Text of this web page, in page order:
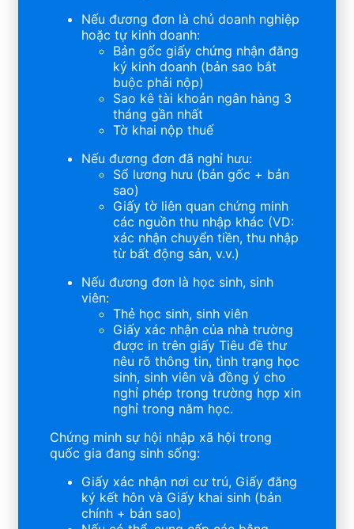
Nếu đương đơn là chủ doanh nghiệp
hoặc tự kinh doanh:
Bản gốc giấy chứng nhận đăng
ký kinh doanh (bản sao bắt
buộc phải nộp)
Sao kê tài khoản ngân hàng 3
tháng gần nhất
Tờ khai nộp thuế
Nếu đương đơn đã nghỉ hưu:
Sổ lương hưu (bản gốc + bản
sao)
Giấy tờ liên quan chứng minh
các nguồn thu nhập khác (VD:
xác nhận chuyển tiền, thu nhập
từ bất động sản, v.v.)
Nếu đương đơn là học sinh, sinh
viên:
Thẻ học sinh, sinh viên
Giấy xác nhận của nhà trường
được in trên giấy Tiêu đề thư
nêu rõ thông tin, tình trạng học
sinh, sinh viên và đồng ý cho
nghỉ phép trong trường hợp xin
nghỉ trong năm học.
Chứng minh sự hội nhập xã hội trong
quốc gia đang sinh sống:
Giấy xác nhận nơi cư trú, Giấy đăng
ký kết hôn và Giấy khai sinh (bản
chính + bản sao)